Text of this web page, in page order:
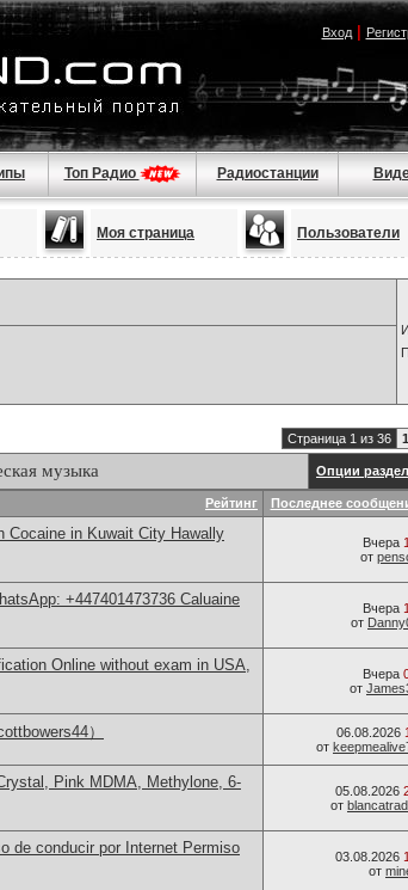
Вход|
Топ Радио Радиостанции
Моя страница Пользователи
Страница 1 из 36 1
музыка Опции
Рейтинг Последнее
Cocaine in Kuwait City Hawally
Вчера
от
+447401473736 Caluaine
Вчера
от
Online without exam in USA,
Вчера
от
） 06.08.2026
от
Pink MDMA, Methylone, 6-
05.08.2026
от
de conducir por Internet Permiso
03.08.2026
от